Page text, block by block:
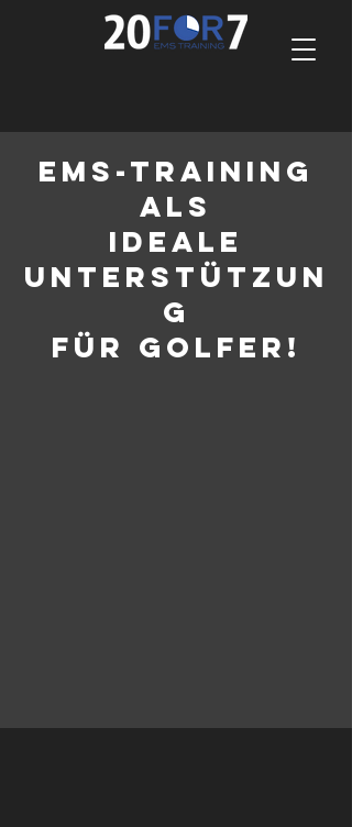
EMS-training
als
ideale
unterstützun
g
für golfer!